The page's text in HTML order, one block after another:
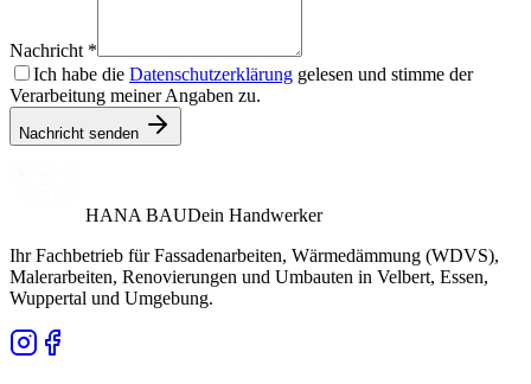
Nachricht *
Ich habe die Datenschutzerklärung gelesen und stimme der
Verarbeitung meiner Angaben zu.
Nachricht senden
HANA BAUDein Handwerker
Ihr Fachbetrieb für Fassadenarbeiten, Wärmedämmung (WDVS),
Malerarbeiten, Renovierungen und Umbauten in Velbert, Essen,
Wuppertal und Umgebung.